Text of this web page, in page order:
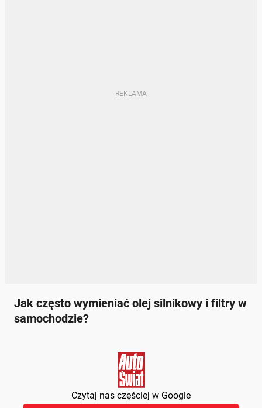
Jak często wymieniać olej silnikowy i filtry w
samochodzie?
Czytaj nas częściej w Google